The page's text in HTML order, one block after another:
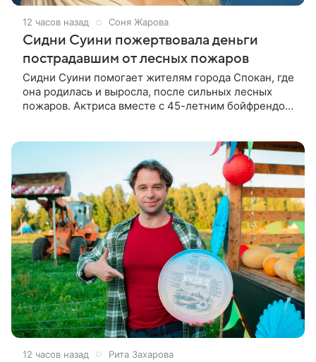
12 часов назад Соня Жарова
Сидни Суини пожертвовала деньги
пострадавшим от лесных пожаров
Сидни Суини помогает жителям города Спокан, где
она родилась и выросла, после сильных лесных
пожаров. Актриса вместе с 45-летним бойфрендом
12 часов назад Рита Захарова